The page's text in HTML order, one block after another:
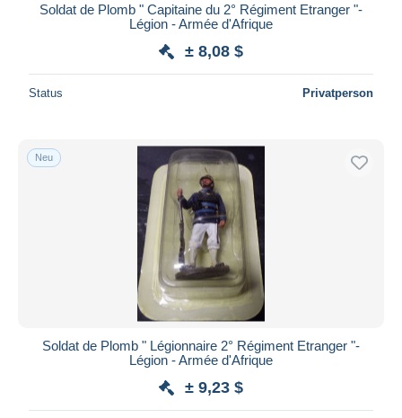
Soldat de Plomb " Capitaine du 2° Régiment Etranger "-
Légion - Armée d'Afrique
± 8,08 $
Status Privatperson
Neu
Soldat de Plomb " Légionnaire 2° Régiment Etranger "-
Légion - Armée d'Afrique
± 9,23 $